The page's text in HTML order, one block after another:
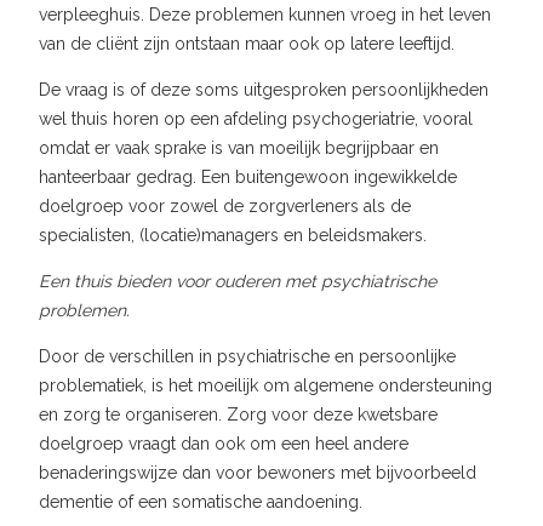
verpleeghuis. Deze problemen kunnen vroeg in het leven
van de cliënt zijn ontstaan maar ook op latere leeftijd.
De vraag is of deze soms uitgesproken persoonlijkheden
wel thuis horen op een afdeling psychogeriatrie, vooral
omdat er vaak sprake is van moeilijk begrijpbaar en
hanteerbaar gedrag. Een buitengewoon ingewikkelde
doelgroep voor zowel de zorgverleners als de
specialisten, (locatie)managers en beleidsmakers.
Een thuis bieden voor ouderen met psychiatrische
problemen.
Door de verschillen in psychiatrische en persoonlijke
problematiek, is het moeilijk om algemene ondersteuning
en zorg te organiseren. Zorg voor deze kwetsbare
doelgroep vraagt dan ook om een heel andere
benaderingswijze dan voor bewoners met bijvoorbeeld
dementie of een somatische aandoening.